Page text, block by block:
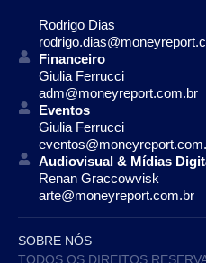
Rodrigo Dias
Financeiro
Giulia Ferrucci
adm@moneyreport.com.br
Eventos
Giulia Ferrucci
Audiovisual & Mídias
Renan Graccowvisk
arte@moneyreport.com.br
SOBRE NÓS
TODOS OS DIREITOS